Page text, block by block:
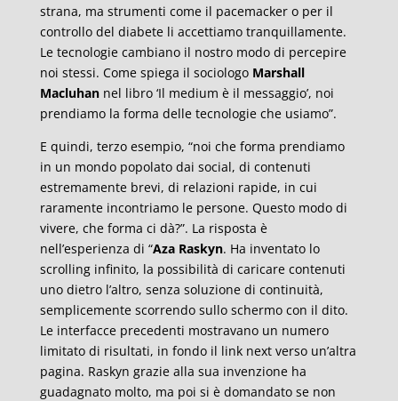
strana, ma strumenti come il pacemacker o per il
controllo del diabete li accettiamo tranquillamente.
Le tecnologie cambiano il nostro modo di percepire
noi stessi. Come spiega il sociologo Marshall
Macluhannel libro ‘Il medium è il messaggio’, noi
prendiamo la forma delle tecnologie che usiamo”.
E quindi, terzo esempio, “noi che forma prendiamo
in un mondo popolato dai social, di contenuti
estremamente brevi, di relazioni rapide, in cui
raramente incontriamo le persone. Questo modo di
vivere, che forma ci dà?”. La risposta è
nell’esperienza di “Aza Raskyn. Ha inventato lo
scrolling infinito, la possibilità di caricare contenuti
uno dietro l’altro, senza soluzione di continuità,
semplicemente scorrendo sullo schermo con il dito.
Le interfacce precedenti mostravano un numero
limitato di risultati, in fondo il link next verso un’altra
pagina. Raskyn grazie alla sua invenzione ha
guadagnato molto, ma poi si è domandato se non